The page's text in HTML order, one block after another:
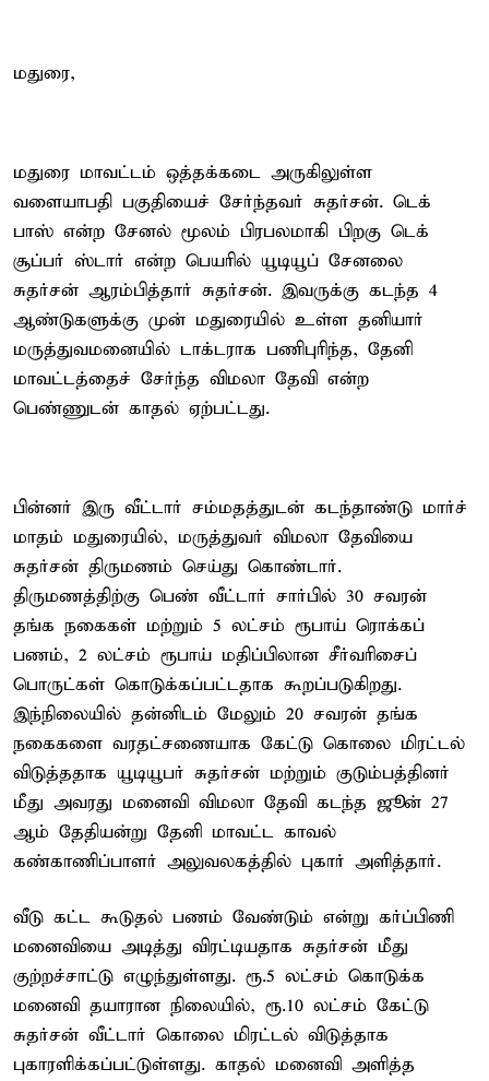
மதுரை,
மதுரை மாவட்டம் ஒத்தக்கடை அருகிலுள்ள
வளையாபதி பகுதியைச் சேர்ந்தவர் சுதர்சன். டெக்
பாஸ் என்ற சேனல் மூலம் பிரபலமாகி பிறகு டெக்
சூப்பர் ஸ்டார் என்ற பெயரில் யூடியூப் சேனலை
சுதர்சன் ஆரம்பித்தார் சுதர்சன். இவருக்கு கடந்த 4
ஆண்டுகளுக்கு முன் மதுரையில் உள்ள தனியார்
மருத்துவமனையில் டாக்டராக பணிபுரிந்த, தேனி
மாவட்டத்தைச் சேர்ந்த விமலா தேவி என்ற
பெண்ணுடன் காதல் ஏற்பட்டது.
பின்னர் இரு வீட்டார் சம்மதத்துடன் கடந்தாண்டு மார்ச்
மாதம் மதுரையில், மருத்துவர் விமலா தேவியை
சுதர்சன் திருமணம் செய்து கொண்டார்.
திருமணத்திற்கு பெண் வீட்டார் சார்பில் 30 சவரன்
தங்க நகைகள் மற்றும் 5 லட்சம் ரூபாய் ரொக்கப்
பணம், 2 லட்சம் ரூபாய் மதிப்பிலான சீர்வரிசைப்
பொருட்கள் கொடுக்கப்பட்டதாக கூறப்படுகிறது.
இந்நிலையில் தன்னிடம் மேலும் 20 சவரன் தங்க
நகைகளை வரதட்சணையாக கேட்டு கொலை மிரட்டல்
விடுத்ததாக யூடியூபர் சுதர்சன் மற்றும் குடும்பத்தினர்
மீது அவரது மனைவி விமலா தேவி கடந்த ஜூன் 27
ஆம் தேதியன்று தேனி மாவட்ட காவல்
கண்காணிப்பாளர் அலுவலகத்தில் புகார் அளித்தார்.
வீடு கட்ட கூடுதல் பணம் வேண்டும் என்று கர்ப்பிணி
மனைவியை அடித்து விரட்டியதாக சுதர்சன் மீது
குற்றச்சாட்டு எழுந்துள்ளது. ரூ.5 லட்சம் கொடுக்க
மனைவி தயாரான நிலையில், ரூ.10 லட்சம் கேட்டு
சுதர்சன் வீட்டார் கொலை மிரட்டல் விடுத்தாக
புகாரளிக்கப்பட்டுள்ளது. காதல் மனைவி அளித்த